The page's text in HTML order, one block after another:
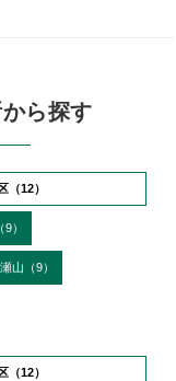
ら探す
（12）
）
山（9）
（12）